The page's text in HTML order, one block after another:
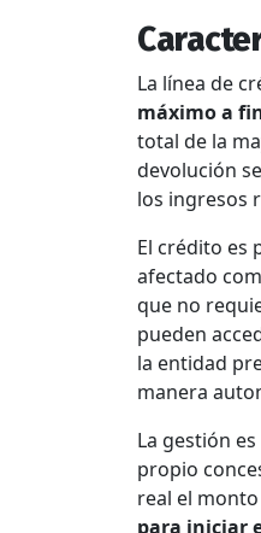
La línea de
máximo a
total de la
devolución
los ingresos
El crédito es
afectado
que no
pueden
la entidad
manera
La gestión
propio
real el
para iniciar